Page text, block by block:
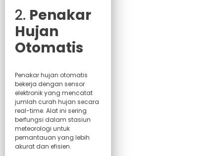
2. Penakar
Hujan
Otomatis
Penakar hujan otomatis
bekerja dengan sensor
elektronik yang mencatat
jumlah curah hujan secara
real-time. Alat ini sering
berfungsi dalam stasiun
meteorologi untuk
pemantauan yang lebih
akurat dan efisien.